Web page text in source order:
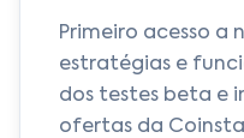
Primeiro acesso a
estratégias e
dos testes beta e
ofertas da